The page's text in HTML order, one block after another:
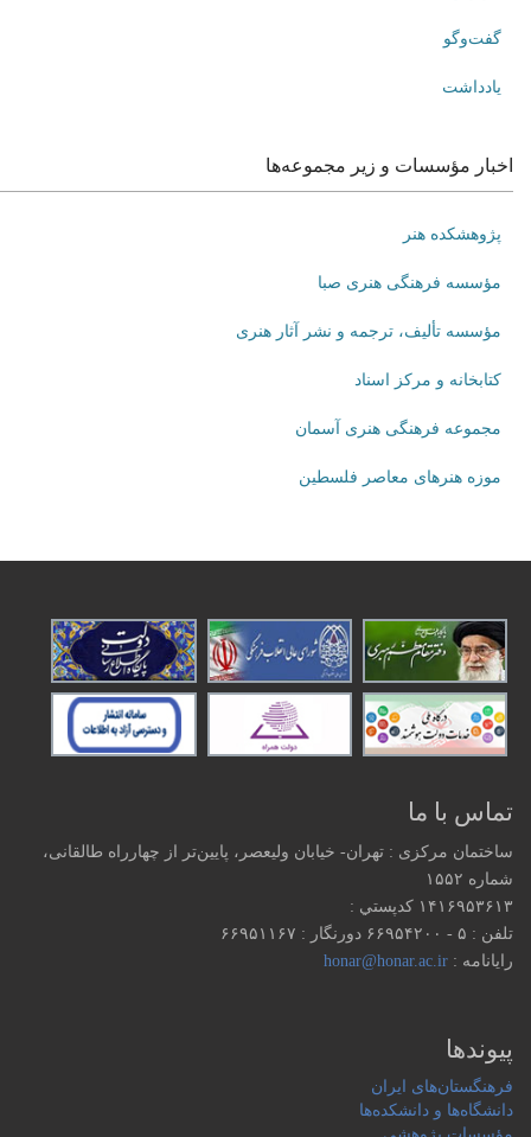
گفت‌وگو
یادداشت
اخبار مؤسسات و زیر مجموعه‌ها
پژوهشکده هنر
مؤسسه فرهنگی هنری صبا
مؤسسه تألیف، ترجمه و نشر آثار هنری
کتابخانه و مرکز اسناد
مجموعه فرهنگی هنری آسمان
موزه هنرهای‌ معاصر فلسطین
تماس با ما
ساختمان مرکزی : تهران- خیابان ولیعصر، پایین‌تر از چهارراه طالقانی،
شماره ۱۵۵۲
۱۴۱۶۹۵۳۶۱۳ كدپستي :
تلفن : ۵ - ۶۶۹۵۴۲۰۰ دورنگار : ۶۶۹۵۱۱۶۷
رایانامه :honar@honar.ac.ir
پیوندها
فرهنگستان‌های ایران
دانشگاه‌ها و دانشکده‌ها